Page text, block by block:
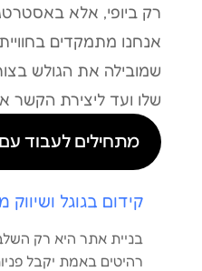
רק ביופי, אלא
שמובילה את הגולש
שלו ועד ליצירת הקשר
מתחילים לעבוד עם
קידום בגוגל ושיווק
בניית אתר היא רק
רהיטים באמת יקבל